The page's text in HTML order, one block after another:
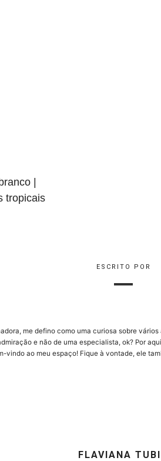
|
tropicais
ESCRITO POR
me defino como uma curiosa sobre
e não de uma especialista, ok? Por
vindo ao meu espaço! Fique à vontade, ele
FLAVIANA